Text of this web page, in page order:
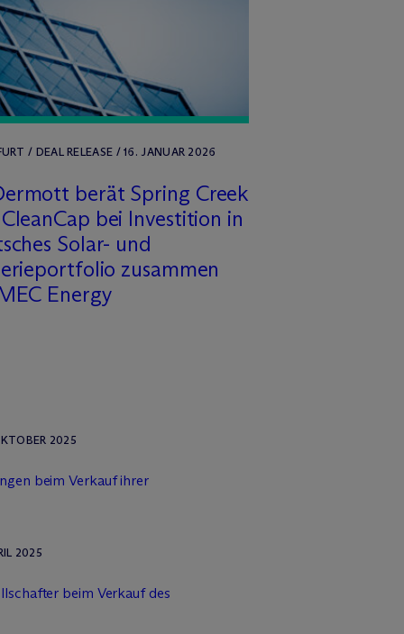
/ DEAL RELEASE / 16. JANUAR 2026
berät Spring Creek
bei Investition in
Solar- und
zusammen
Energy
2025
beim Verkauf ihrer
2025
beim Verkauf des